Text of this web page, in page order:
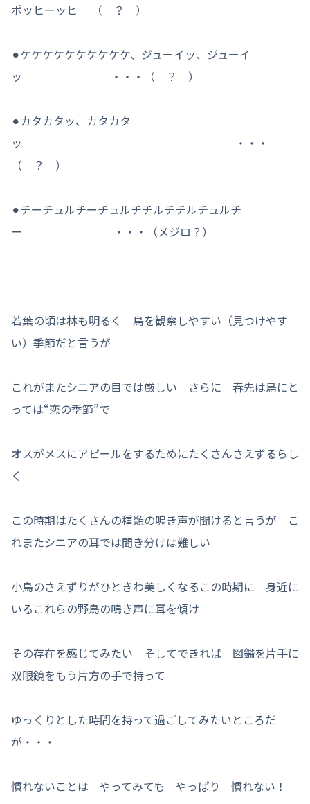
ポッヒーッヒ （ ？ ）
⚫︎ケケケケケケケケケケ、ジューイッ、ジューイ
ッ ・・・（ ？ ）
⚫︎カタカタッ、カタカタ
ッ ・・・
（ ？ ）
⚫︎チーチュルチーチュルチチルチチルチュルチ
ー ・・・（メジロ？）
若葉の頃は林も明るく 鳥を観察しやすい（見つけやす
い）季節だと言うが
これがまたシニアの目では厳しい さらに 春先は鳥にと
っては“恋の季節”で
オスがメスにアピールをするためにたくさんさえずるらし
く
この時期はたくさんの種類の鳴き声が聞けると言うが こ
れまたシニアの耳では聞き分けは難しい
小鳥のさえずりがひときわ美しくなるこの時期に 身近に
いるこれらの野鳥の鳴き声に耳を傾け
その存在を感じてみたい そしてできれば 図鑑を片手に
双眼鏡をもう片方の手で持って
ゆっくりとした時間を持って過ごしてみたいところだ
が・・・
慣れないことは やってみても やっぱり 慣れない！